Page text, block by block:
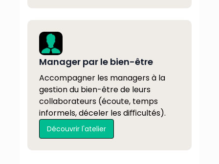
Manager par le bien-être
Accompagner les managers à la
gestion du bien-être de leurs
collaborateurs (écoute, temps
informels, déceler les diﬃcultés).
Découvrir l'atelier